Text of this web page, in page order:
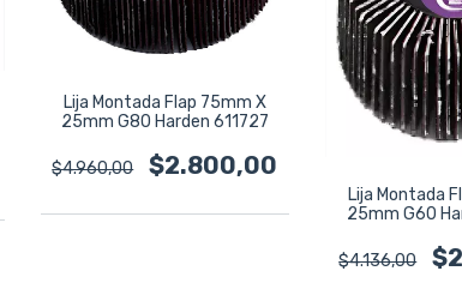
Lija Montada Flap 75mm X
25mm G80 Harden 611727
$4.960,00 $2.800,00
Lija Montada
25mm G60
$4.136,00